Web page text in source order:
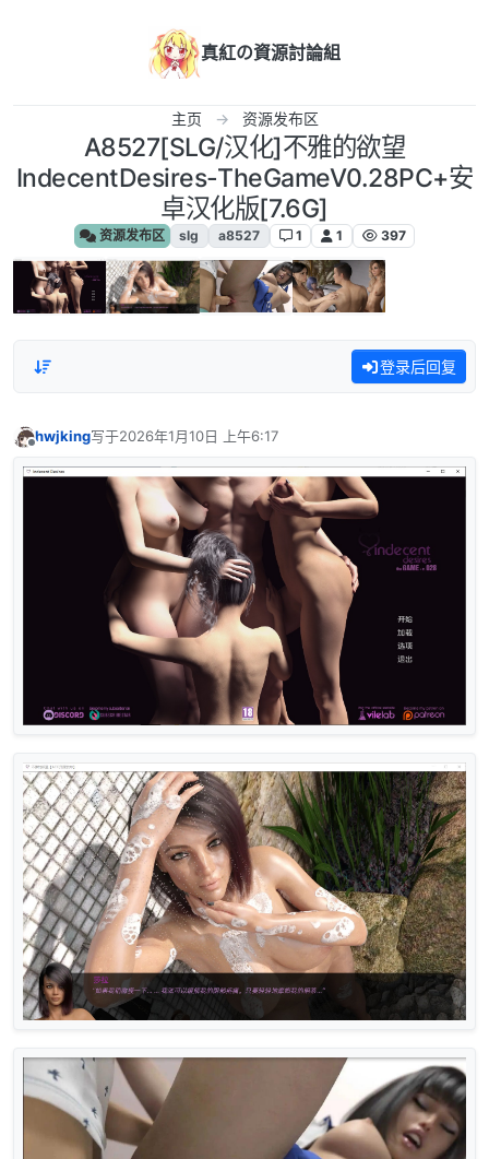
真紅の資源討論組
主页 资源发布区
A8527[SLG/汉化]不雅的欲望
IndecentDesires-TheGameV0.28PC+安
卓汉化版[7.6G]
资源发布区 slg a8527 1 1 397
登录后回复
hwjking写于2026年1月10日 上午6:17
最后由 编辑